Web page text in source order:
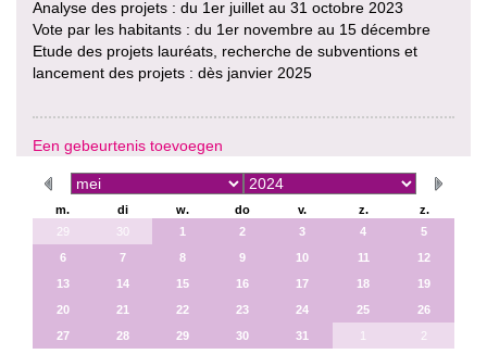
Analyse des projets : du 1er juillet au 31 octobre 2023
Vote par les habitants : du 1er novembre au 15 décembre
Etude des projets lauréats, recherche de subventions et
lancement des projets : dès janvier 2025
Een gebeurtenis toevoegen
m. di w. do v. z.
z.
29
30 1 2 3 4
5
6
7 8 9 10 11
12
13
14 15 16 17 18
19
20
21 22 23 24 25
26
27
28 29 30 31 1 2